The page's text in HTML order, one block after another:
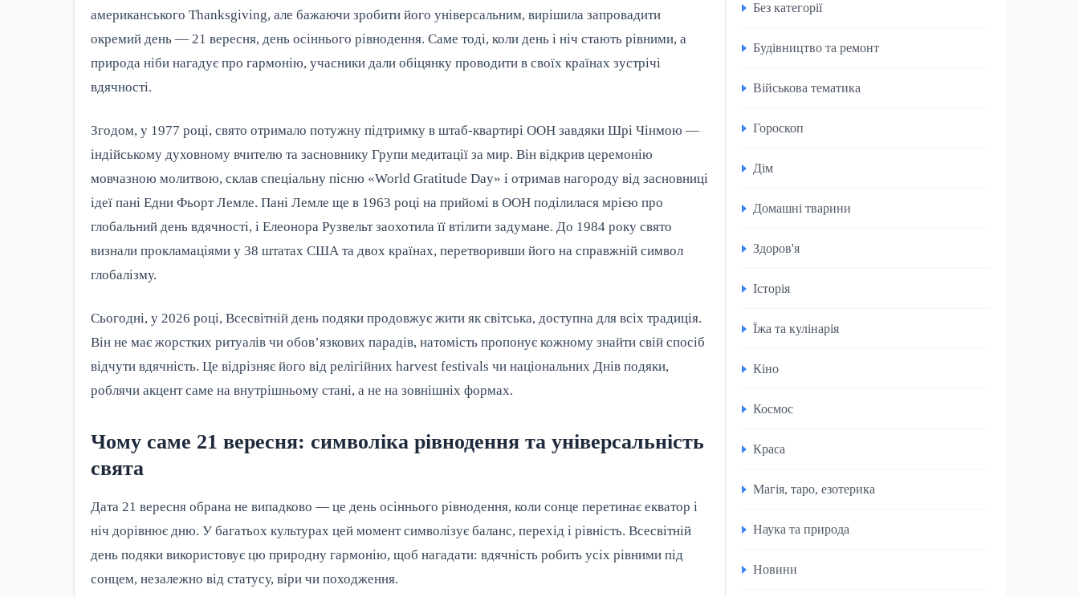
американського Thanksgiving, але бажаючи зробити його універсальним, вирішила запровадити
окремий день — 21 вересня, день осіннього рівнодення. Саме тоді, коли день і ніч стають рівними, а
природа ніби нагадує про гармонію, учасники дали обіцянку проводити в своїх країнах зустрічі
вдячності.
Згодом, у 1977 році, свято отримало потужну підтримку в штаб-квартирі ООН завдяки Шрі Чінмою —
індійському духовному вчителю та засновнику Групи медитації за мир. Він відкрив церемонію
мовчазною молитвою, склав спеціальну пісню «World Gratitude Day» і отримав нагороду від засновниці
ідеї пані Едни Фьорт Лемле. Пані Лемле ще в 1963 році на прийомі в ООН поділилася мрією про
глобальний день вдячності, і Елеонора Рузвельт заохотила її втілити задумане. До 1984 року свято
визнали прокламаціями у 38 штатах США та двох країнах, перетворивши його на справжній символ
глобалізму.
Сьогодні, у 2026 році, Всесвітній день подяки продовжує жити як світська, доступна для всіх традиція.
Він не має жорстких ритуалів чи обов’язкових парадів, натомість пропонує кожному знайти свій спосіб
відчути вдячність. Це відрізняє його від релігійних harvest festivals чи національних Днів подяки,
роблячи акцент саме на внутрішньому стані, а не на зовнішніх формах.
Чому саме 21 вересня: символіка рівнодення та універсальність
свята
Дата 21 вересня обрана не випадково — це день осіннього рівнодення, коли сонце перетинає екватор і
ніч дорівнює дню. У багатьох культурах цей момент символізує баланс, перехід і рівність. Всесвітній
день подяки використовує цю природну гармонію, щоб нагадати: вдячність робить усіх рівними під
сонцем, незалежно від статусу, віри чи походження.
Без категорії
Будівництво та ремонт
Військова тематика
Гороскоп
Дім
Домашні тварини
Здоров'я
Історія
Їжа та кулінарія
Кіно
Космос
Краса
Магія, таро, езотерика
Наука та природа
Новини